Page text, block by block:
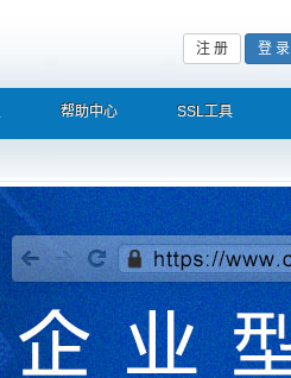
注 册 登 录
帮助中心 SSL工具